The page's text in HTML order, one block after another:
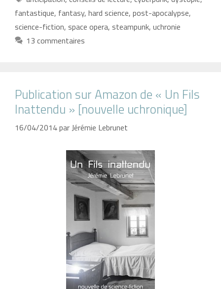
fantastique, fantasy, hard science, post-apocalypse,
science-fiction, space opera, steampunk, uchronie
13 commentaires
Publication sur Amazon de « Un Fils
Inattendu » [nouvelle uchronique]
16/04/2014par Jérémie Lebrunet